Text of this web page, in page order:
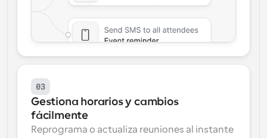
03
Gestiona horarios y cambios
fácilmente
Reprograma o actualiza reuniones al instante